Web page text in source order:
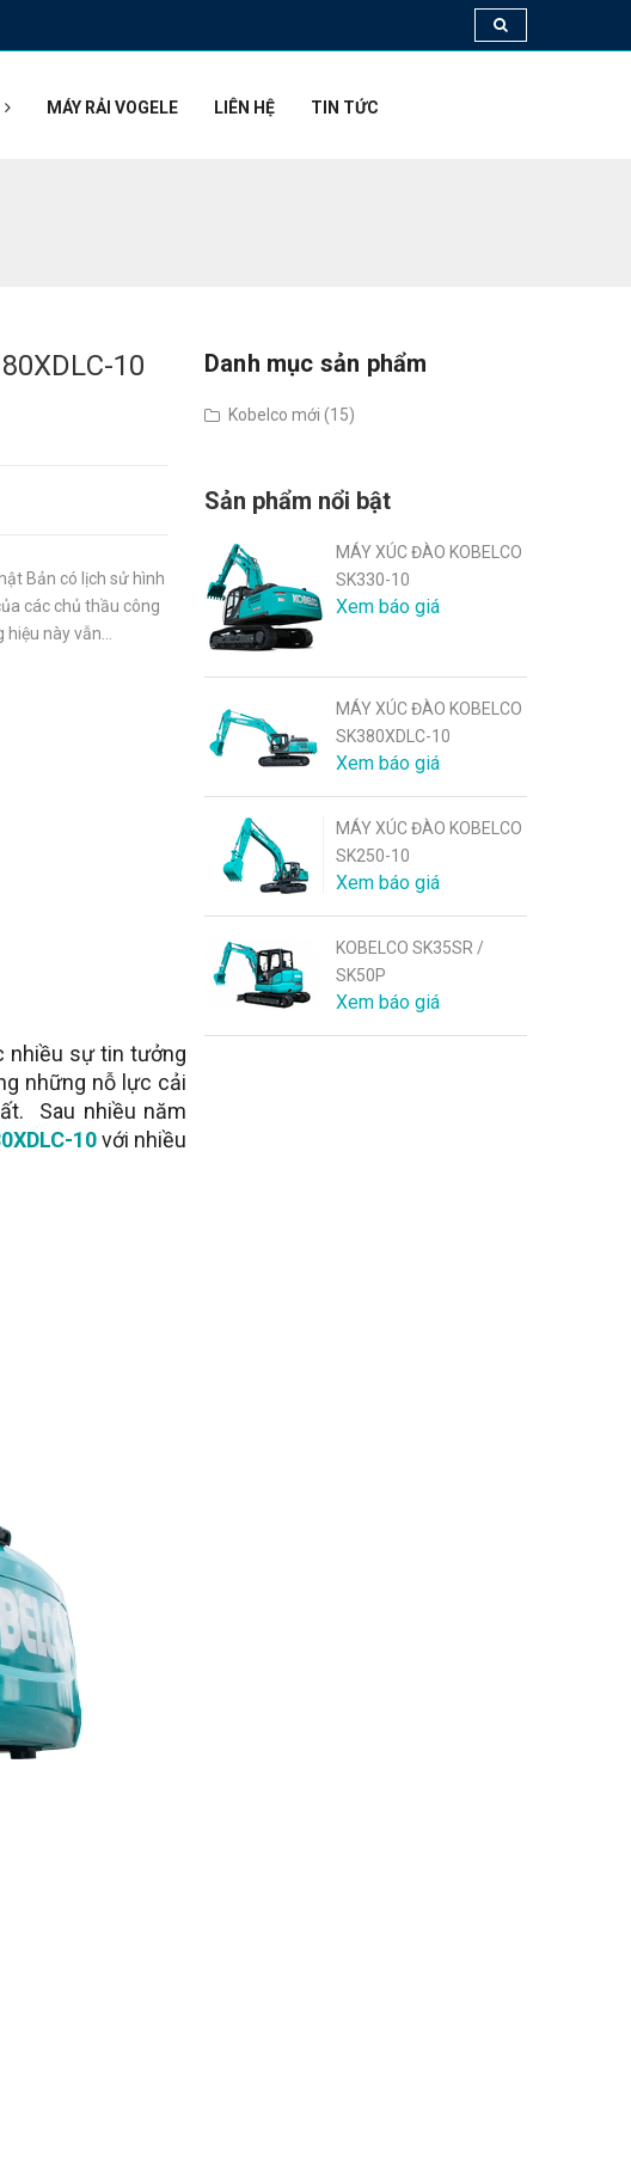
MÁY RẢI VOGELE LIÊN HỆ TIN TỨC
10
Bản có lịch sử hình
các chủ thầu công
này vẫn...
nhiều sự tin tưởng
những nỗ lực cải
Sau nhiều năm
10với nhiều
Danh mục sản phẩm
Kobelco mới (15)
Sản phẩm nổi bật
MÁY XÚC ĐÀO KOBELCO
SK330-10
Xem báo giá
MÁY XÚC ĐÀO KOBELCO
SK380XDLC-10
Xem báo giá
MÁY XÚC ĐÀO KOBELCO
SK250-10
Xem báo giá
KOBELCO SK35SR /
SK50P
Xem báo giá